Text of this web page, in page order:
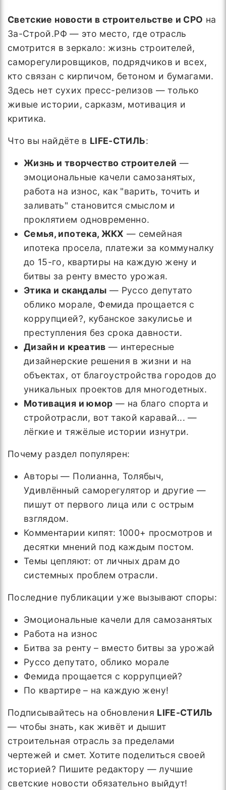
Светские новости в строительстве и СРО на
За-Строй.РФ — это место, где отрасль
смотрится в зеркало: жизнь строителей,
саморегулировщиков, подрядчиков и всех,
кто связан с кирпичом, бетоном и бумагами.
Здесь нет сухих пресс-релизов — только
живые истории, сарказм, мотивация и
критика.
Что вы найдёте в LIFE-СТИЛЬ:
Жизнь и творчество строителей —
эмоциональные качели самозанятых,
работа на износ, как "варить, точить и
заливать" становится смыслом и
проклятием одновременно.
Семья, ипотека, ЖКХ — семейная
ипотека просела, платежи за коммуналку
до 15-го, квартиры на каждую жену и
битвы за ренту вместо урожая.
Этика и скандалы — Руссо депутато
облико морале, Фемида прощается с
коррупцией?, кубанское закулисье и
преступления без срока давности.
Дизайн и креатив — интересные
дизайнерские решения в жизни и на
объектах, от благоустройства городов до
уникальных проектов для многодетных.
Мотивация и юмор — на благо спорта и
стройотрасли, вот такой каравай... —
лёгкие и тяжёлые истории изнутри.
Почему раздел популярен:
Авторы — Полианна, Толябыч,
Удивлённый саморегулятор и другие —
пишут от первого лица или с острым
взглядом.
Комментарии кипят: 1000+ просмотров и
десятки мнений под каждым постом.
Темы цепляют: от личных драм до
системных проблем отрасли.
Последние публикации уже вызывают споры:
Эмоциональные качели для самозанятых
Работа на износ
Битва за ренту – вместо битвы за урожай
Руссо депутато, облико морале
Фемида прощается с коррупцией?
По квартире – на каждую жену!
Подписывайтесь на обновления LIFE-СТИЛЬ
— чтобы знать, как живёт и дышит
строительная отрасль за пределами
чертежей и смет. Хотите поделиться своей
историей? Пишите редактору — лучшие
светские новости обязательно выйдут!